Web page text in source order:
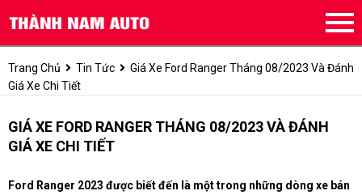
Trang Chủ Tin Tức
Giá Xe Ford Ranger Tháng 08/2023 Và Đánh
Giá Xe Chi Tiết
GIÁ XE FORD RANGER THÁNG 08/2023 VÀ ĐÁNH
GIÁ XE CHI TIẾT
Ford Ranger 2023 được biết đến là một trong những dòng xe bán